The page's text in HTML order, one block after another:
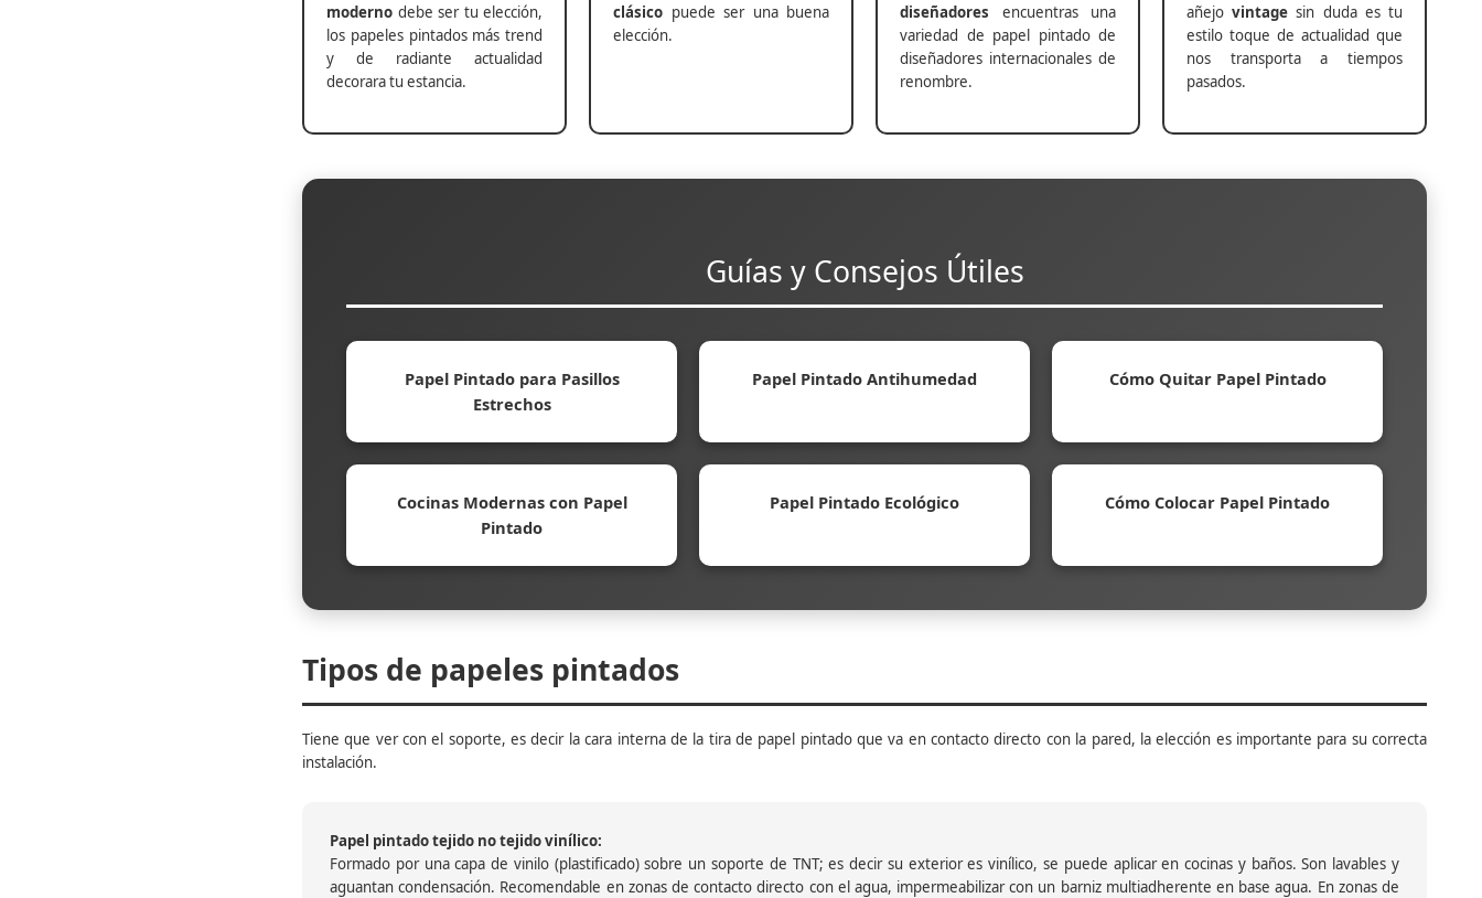
moderno debe ser tu elección,
los papeles pintados más trend
y de radiante actualidad
decorara tu estancia.
clásico puede ser una buena
elección.
diseñadores encuentras una
variedad de papel pintado de
diseñadores internacionales de
renombre.
añejovintage sin duda es tu
estilo toque de actualidad que
nos transporta a tiempos
pasados.
Guías y Consejos Útiles
Papel Pintado para Pasillos
Estrechos
Papel Pintado Antihumedad Cómo Quitar Papel Pintado
Cocinas Modernas con Papel
Pintado
Papel Pintado Ecológico Cómo Colocar Papel Pintado
Tipos de papeles pintados
Tiene que ver con el soporte, es decir la cara interna de la tira de papel pintado que va en contacto directo con la pared, la elección es importante para su correcta
instalación.
Papel pintado tejido no tejido vinílico:
Formado por una capa de vinilo (plastificado) sobre un soporte de TNT; es decir su exterior es vinílico, se puede aplicar en cocinas y baños. Son lavables y
aguantan condensación. Recomendable en zonas de contacto directo con el agua, impermeabilizar con un barniz multiadherente en base agua. En zonas de